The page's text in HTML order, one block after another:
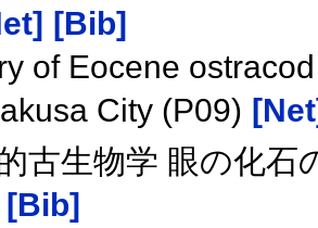
[Bib]
of Eocene
City (P09)
古生物学 眼の化
[Bib]